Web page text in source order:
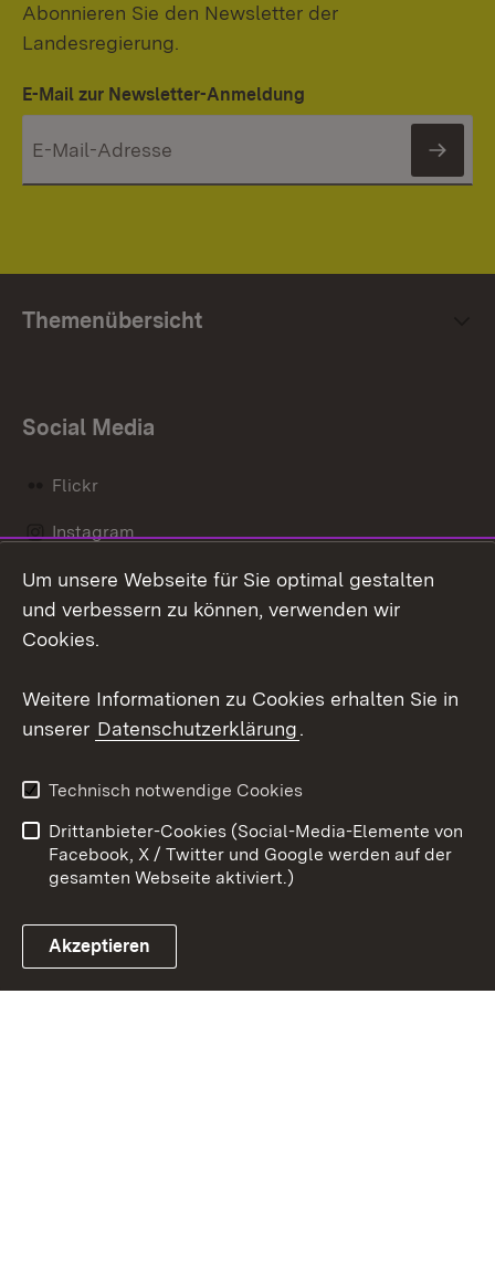
Abonnieren Sie den Newsletter der
Landesregierung.
E-Mail zur Newsletter-Anmeldung
Themenübersicht
Social Media
Flickr
Instagram
Social Wall
Link zum Landesportal
Barrierefreiheit
Benutzungshinweise
Impressum
Cookies
Um unsere Webseite für Sie optimal gestalten
und verbessern zu können, verwenden wir
Cookies.
Weitere Informationen zu Cookies erhalten Sie in
unserer Datenschutzerklärung.
Technisch notwendige Cookies
Drittanbieter-Cookies (Social-Media-Elemente von
Facebook, X / Twitter und Google werden auf der
gesamten Webseite aktiviert.)
Akzeptieren